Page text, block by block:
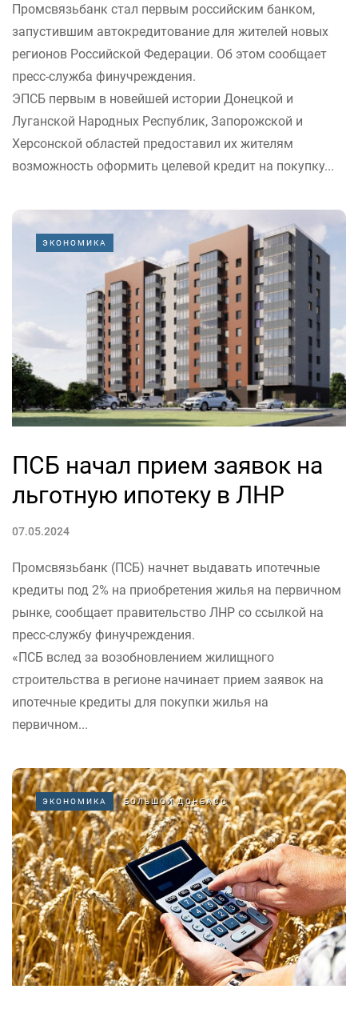
Промсвязьбанк стал первым российским банком,
запустившим автокредитование для жителей новых
регионов Российской Федерации. Об этом сообщает
пресс-служба финучреждения.
ЭПСБ первым в новейшей истории Донецкой и
Луганской Народных Республик, Запорожской и
Херсонской областей предоставил их жителям
возможность оформить целевой кредит на покупку...
ЭКОНОМИКА
ПСБ начал прием заявок на
льготную ипотеку в ЛНР
07.05.2024
Промсвязьбанк (ПСБ) начнет выдавать ипотечные
кредиты под 2% на приобретения жилья на первичном
рынке, сообщает правительство ЛНР со ссылкой на
пресс-службу финучреждения.
«ПСБ вслед за возобновлением жилищного
строительства в регионе начинает прием заявок на
ипотечные кредиты для покупки жилья на
первичном...
ЭКОНОМИКА БОЛЬШОЙ ДОНБАСС